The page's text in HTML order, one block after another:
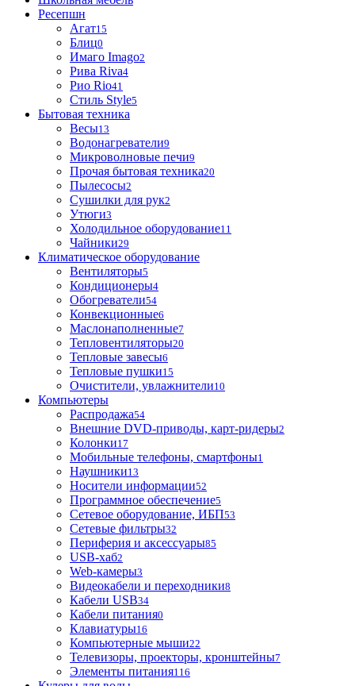
Ресепшн
Агат15
Блиц0
Имаго Imago2
Рива Riva4
Рио Rio41
Стиль Style5
Бытовая техника
Весы13
Водонагреватели9
Микроволновые печи9
Прочая бытовая техника20
Пылесосы2
Сушилки для рук2
Утюги3
Холодильное оборудование11
Чайники29
Климатическое оборудование
Вентиляторы5
Кондиционеры4
Обогреватели54
Конвекционные6
Маслонаполненные7
Тепловентиляторы20
Тепловые завесы6
Тепловые пушки15
Очистители, увлажнители10
Компьютеры
Распродажа54
Внешние DVD-приводы, карт-ридеры2
Колонки17
Мобильные телефоны, смартфоны1
Наушники13
Носители информации52
Программное обеспечение5
Сетевое оборудование, ИБП53
Сетевые фильтры32
Периферия и аксессуары85
USB-хаб2
Web-камеры3
Видеокабели и переходники8
Кабели USB34
Кабели питания0
Клавиатуры16
Компьютерные мыши22
Телевизоры, проекторы, кронштейны7
Элементы питания116